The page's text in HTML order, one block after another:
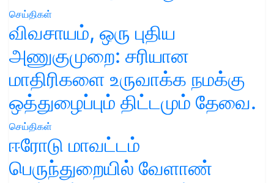
செய்திகள்
விவசாயம், ஒரு புதிய
அணுகுமுறை: சரியான
மாதிரிகளை உருவாக்க நமக்கு
ஒத்துழைப்பும் திட்டமும் தேவை.
செய்திகள்
ஈரோடு மாவட்டம்
பெருந்துறையில் வேளாண்